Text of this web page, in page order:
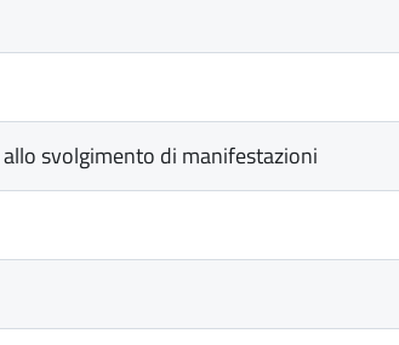
svolgimento di manifestazioni